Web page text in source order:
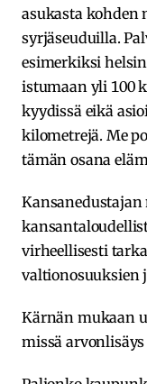
asukasta
syrjäseuduilla.
esimerkiksi
istumaan yli 100
kyydissä eikä
kilometrejä. Me
tämän osana
virheellisesti
valtionosuuksien
Kärnän mukaan
missä